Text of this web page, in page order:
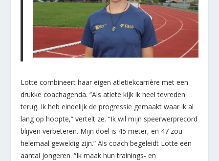
Lotte combineert haar eigen atletiekcarrière met een
drukke coachagenda. “Als atlete kijk ik heel tevreden
terug. Ik heb eindelijk de progressie gemaakt waar ik al
lang op hoopte,” vertelt ze. “Ik wil mijn speerwerprecord
blijven verbeteren. Mijn doel is 45 meter, en 47 zou
helemaal geweldig zijn.” Als coach begeleidt Lotte een
aantal jongeren. “Ik maak hun trainings- en